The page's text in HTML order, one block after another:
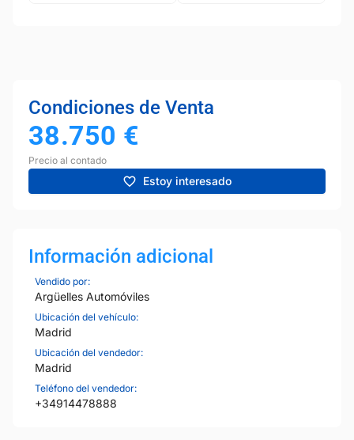
Condiciones de Venta
38.750 €
Precio al contado
Estoy interesado
Información adicional
Vendido por:
Argüelles Automóviles
Ubicación del vehículo:
Madrid
Ubicación del vendedor:
Madrid
Teléfono del vendedor:
+34914478888